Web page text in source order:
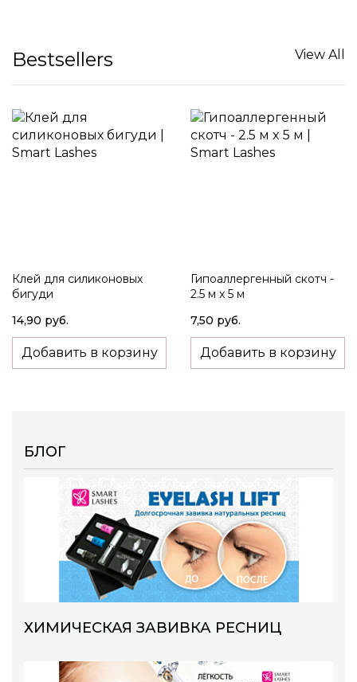
Bestsellers View All
Клей для силиконовых
бигуди
14,90 руб.
Добавить в корзину
Гипоаллергенный скотч -
2.5 м x 5 м
7,50 руб.
Добавить в корзину
БЛОГ
ХИМИЧЕСКАЯ ЗАВИВКА РЕСНИЦ